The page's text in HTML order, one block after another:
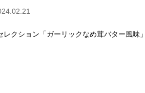
レクション「ガーリックなめ茸バター風味